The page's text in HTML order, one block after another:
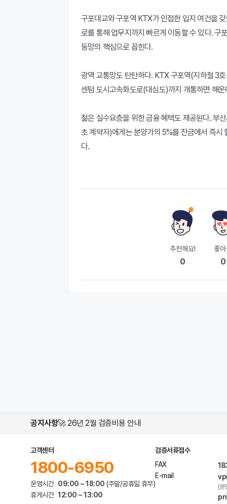
구포대교와 구포역 KTX가 인접한 입지 여건을
로를 통해 업무지까지 빠르게 이동할 수 있다. 구
동망의 핵심으로 꼽힌다.
광역 교통망도 탄탄하다. KTX 구포역(지하철 3
센텀 도시고속화도로(대심도)까지 개통하면 해
젊은 실수요층을 위한 금융 혜택도 제공된다. 부
초 계약자)에게는 분양가의 5%를 잔금에서 즉시
다.
추천해요!
0
좋
0
공지사항🚀 26년 2월 검증비용 안내
고객센터
1800-6950
운영시간 09:00 ~ 18:00 (주말/공휴일 휴무)
휴게시간 12:00 ~ 13:00
검증서류접수
FAX
E-mail
(분